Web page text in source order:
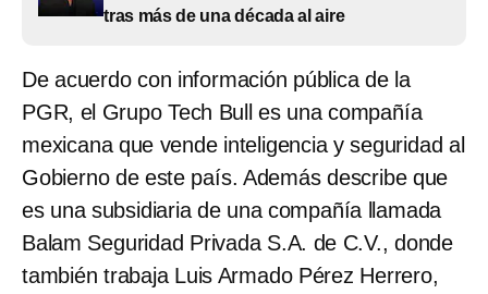
tras más de una década al aire
De acuerdo con información pública de la
PGR, el Grupo Tech Bull es una compañía
mexicana que vende inteligencia y seguridad al
Gobierno de este país. Además describe que
es una subsidiaria de una compañía llamada
Balam Seguridad Privada S.A. de C.V., donde
también trabaja Luis Armado Pérez Herrero,